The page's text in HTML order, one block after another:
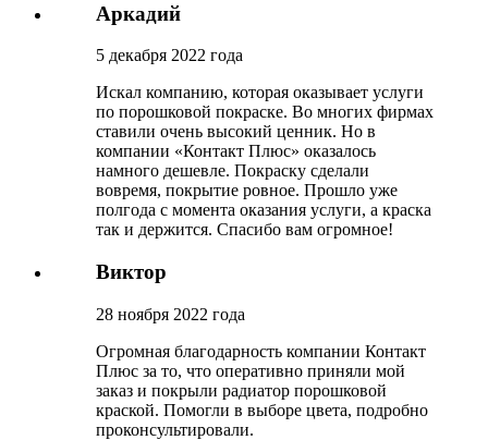
Аркадий
5 декабря 2022 года
Искал компанию, которая оказывает услуги
по порошковой покраске. Во многих фирмах
ставили очень высокий ценник. Но в
компании «Контакт Плюс» оказалось
намного дешевле. Покраску сделали
вовремя, покрытие ровное. Прошло уже
полгода с момента оказания услуги, а краска
так и держится. Спасибо вам огромное!
Виктор
28 ноября 2022 года
Огромная благодарность компании Контакт
Плюс за то, что оперативно приняли мой
заказ и покрыли радиатор порошковой
краской. Помогли в выборе цвета, подробно
проконсультировали.